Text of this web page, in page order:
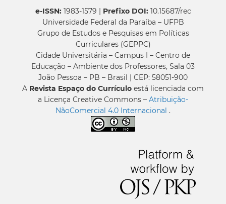
e-ISSN:1983-1579 | Prefixo DOI:10.15687/rec
Universidade Federal da Paraíba – UFPB
Grupo de Estudos e Pesquisas em Políticas
Curriculares (GEPPC)
Cidade Universitária – Campus I – Centro de
Educação – Ambiente dos Professores, Sala 03
João Pessoa – PB – Brasil | CEP: 58051-900
A Revista Espaço do Currículo está licenciada com
a Licença Creative Commons – Atribuição-
NãoComercial 4.0 Internacional .